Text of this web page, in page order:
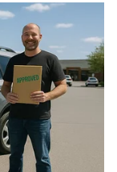
ಬೇಡಿಕೆ
ಜನ
ಗುಜುರಿ